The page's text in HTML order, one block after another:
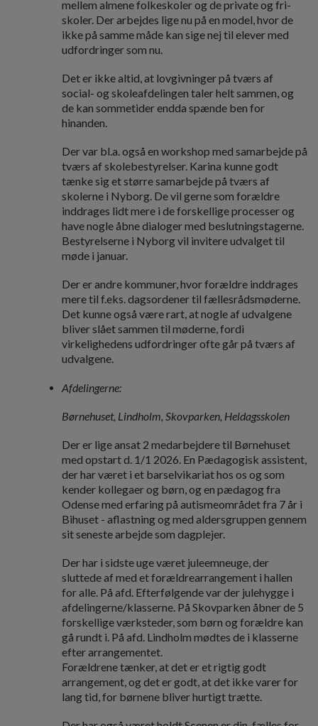
mellem almene folkeskoler og de private og fri-
skoler. Der arbejdes lige nu på en model, hvor de
ikke på samme måde kan sige nej til elever med
udfordringer som nu.
Det er ikke altid, at lovgivninger på tværs af
social- og skoleafdelingen taler helt sammen, og
de kan sommetider endda spænde ben for
hinanden.
Der var bl.a. også en workshop med samarbejde på
tværs af skolebestyrelser. Karina kunne godt
tænke sig et større samarbejde på tværs af
skolerne i Nyborg. De vil gerne som forældre
inddrages lidt mere i de forskellige processer og
have nogle åbne dialoger med beslutningstagerne.
Bestyrelserne i Nyborg vil invitere udvalget til
møde i januar.
Der er andre kommuner, hvor forældre inddrages
mere til f.eks. dagsordener til fællesrådsmøderne.
Det kunne også være rart, at nogle af udvalgene
bliver slået sammen til møderne, fordi
virkelighedens udfordringer ofte går på tværs af
udvalgene.
Afdelingerne:
Børnehuset, Lindholm, Skovparken, Heldagsskolen
Der er lige ansat 2 medarbejdere til Børnehuset
med opstart d. 1/1 2026. En Pædagogisk assistent,
der har været i et barselvikariat hos os og som
kender kollegaer og børn, og en pædagog fra
Odense med erfaring på autismeområdet fra 7 år i
Bihuset - aflastning og med aldersgruppen gennem
sit seneste arbejde som dagplejer.
Der har i sidste uge været juleemneuge, der
sluttede af med et forældrearrangement i hallen
for alle. På afd. Efterfølgende var der julehygge i
afdelingerne/klasserne. På Skovparken åbner de 5
forskellige værksteder, som børn og forældre kan
gå rundt i. På afd. Lindholm mødtes de i klasserne
efter arrangementet.
Forældrene tænker, at det er et rigtig godt
arrangement, og det er godt, at det ikke varer for
lang tid, for børnene bliver hurtigt trætte.